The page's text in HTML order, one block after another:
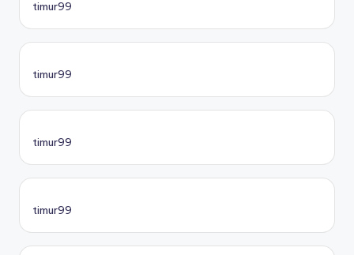
timur99
timur99
timur99
timur99